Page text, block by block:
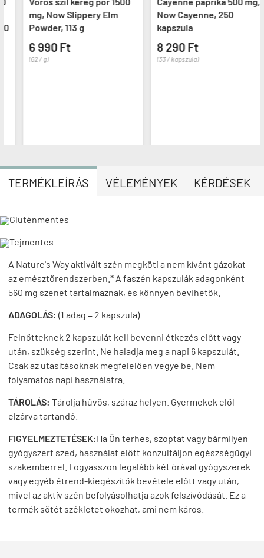
mg, Now Slippery Elm
Powder, 113 g
6 990 Ft
(62 / g)
Now Cayenne, 250
kapszula
8 290 Ft
(33 / kapszula)
TERMÉKLEÍRÁS VÉLEMÉNYEK KÉRDÉSEK
Gluténmentes
Tejmentes
A Nature's Way aktivált szén megköti a nem kívánt gázokat
az emésztőrendszerben.* A faszén kapszulák adagonként
560 mg szenet tartalmaznak, és könnyen bevihetők.
ADAGOLÁS: (1 adag = 2 kapszula)
Felnőtteknek 2 kapszulát kell bevenni étkezés előtt vagy
után, szükség szerint. Ne haladja meg a napi 6 kapszulát.
Csak az utasításoknak megfelelően vegye be. Nem
folyamatos napi használatra.
TÁROLÁS: Tárolja hűvös, száraz helyen. Gyermekek elől
elzárva tartandó.
FIGYELMEZTETÉSEK:Ha Ön terhes, szoptat vagy bármilyen
gyógyszert szed, használat előtt konzultáljon egészségügyi
szakemberrel. Fogyasszon legalább két órával gyógyszerek
vagy egyéb étrend-kiegészítők bevétele előtt vagy után,
mivel az aktív szén befolyásolhatja azok felszívódását. Ez a
termék sötét székletet okozhat, ami nem káros.